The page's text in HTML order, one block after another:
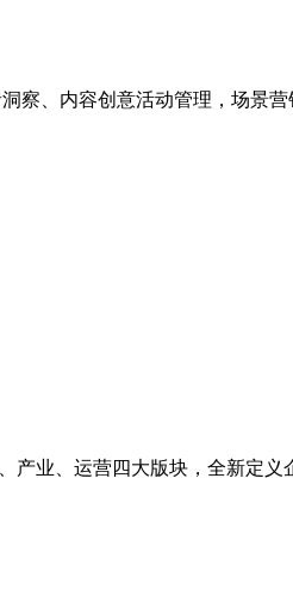
、内容创意活动管理，场景
业、运营四大版块，全新定义